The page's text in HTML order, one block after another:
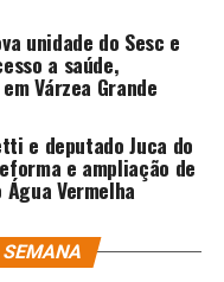
unidade do Sesc e
a saúde,
Várzea Grande
e deputado Juca do
e ampliação de
Vermelha